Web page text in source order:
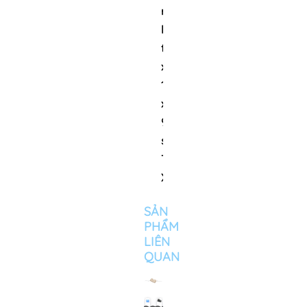
ngăn: 05, chất
liệu: Nhựa, kích
thước: 10.8
x
10.6
x
9.2 cm, màu
sắc: Trắng,
Trà,
Xanh
SẢN
PHẨM
LIÊN
QUAN